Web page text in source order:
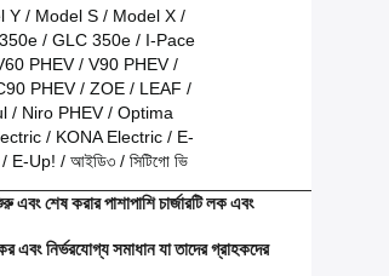
Y / Model S / Model X /
/ GLC 350e / I-Pace
PHEV / V90 PHEV /
PHEV / ZOE / LEAF /
/ Niro PHEV / Optima
/ KONA Electric / E-
Up! / আইডি৩ / সিটিগো ভি
শেষ করার পাশাপাশি চার্জারটি লক এবং
নির্ভরযোগ্য সমাধান যা তাদের গ্রাহকদের